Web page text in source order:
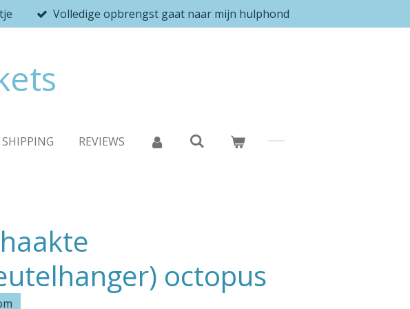
Volledige opbrengst gaat naar mijn hulphond
SHIPPING REVIEWS
octopus